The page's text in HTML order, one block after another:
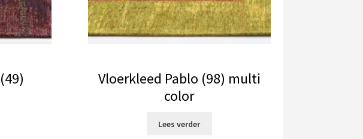
Vloerkleed Pablo (98) multi
color
Lees verder